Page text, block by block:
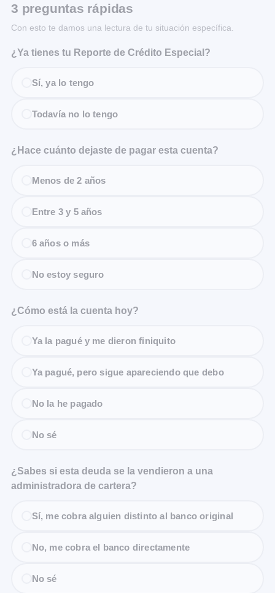
3 preguntas rápidas
Con esto te damos una lectura de tu situación específica.
¿Ya tienes tu Reporte de Crédito Especial?
Sí, ya lo tengo
Todavía no lo tengo
¿Hace cuánto dejaste de pagar esta cuenta?
Menos de 2 años
Entre 3 y 5 años
6 años o más
No estoy seguro
¿Cómo está la cuenta hoy?
Ya la pagué y me dieron finiquito
Ya pagué, pero sigue apareciendo que debo
No la he pagado
No sé
¿Sabes si esta deuda se la vendieron a una
administradora de cartera?
Sí, me cobra alguien distinto al banco original
No, me cobra el banco directamente
No sé